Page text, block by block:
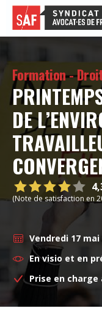
Formation -
DE
(Note de satisfaction en
Vendredi 17 mai
En visio et en
Prise en